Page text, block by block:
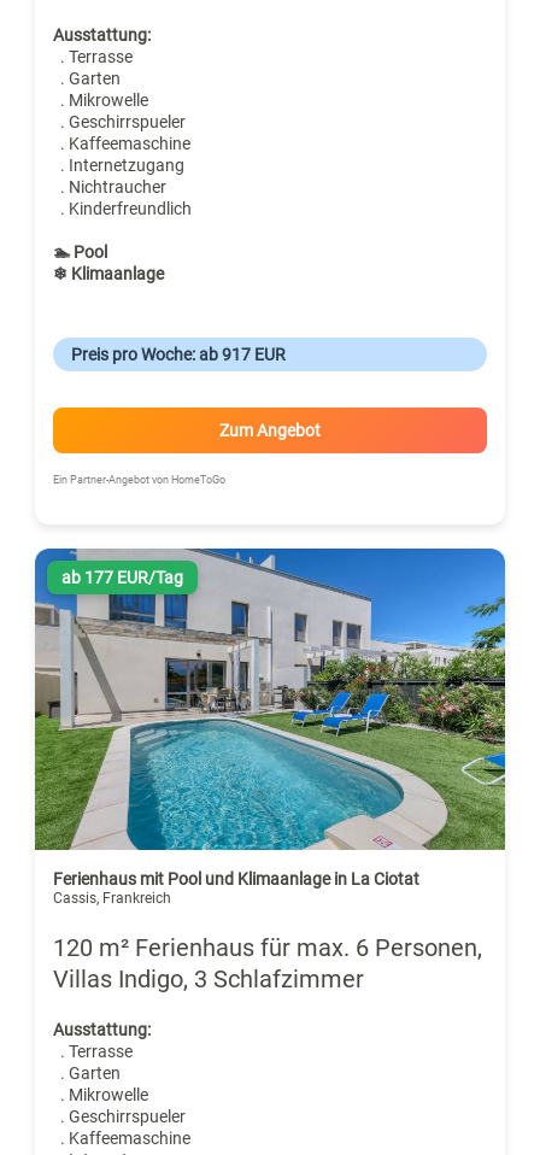
Ausstattung:
. Terrasse
. Garten
. Mikrowelle
. Geschirrspueler
. Kaffeemaschine
. Internetzugang
. Nichtraucher
. Kinderfreundlich
🏊 Pool
❄ Klimaanlage
Preis pro Woche: ab 917 EUR
Zum Angebot
Ein Partner-Angebot von HomeToGo
ab 177 EUR/Tag
Ferienhaus mit Pool und Klimaanlage in La Ciotat
Cassis, Frankreich
120 m² Ferienhaus für max. 6 Personen,
Villas Indigo, 3 Schlafzimmer
Ausstattung:
. Terrasse
. Garten
. Mikrowelle
. Geschirrspueler
. Kaffeemaschine